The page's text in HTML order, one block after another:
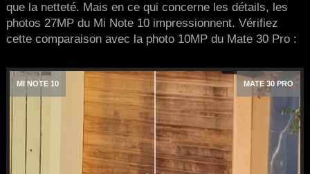
que la netteté. Mais en ce qui concerne les détails, les
photos 27MP du Mi Note 10 impressionnent. Vérifiez
cette comparaison avec la photo 10MP du Mate 30 Pro :
MI NOTE 10 MATE 30 PRO